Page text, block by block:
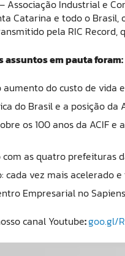
Associação Industrial e
Catarina e todo o Brasil,
pela RIC Record,
assuntos em pauta foram:
do custo de vida
do Brasil e a posição da
os 100 anos da ACIF
com as quatro prefeituras
cada vez mais acelerado
Empresarial no
canal Youtube:goo.gl/